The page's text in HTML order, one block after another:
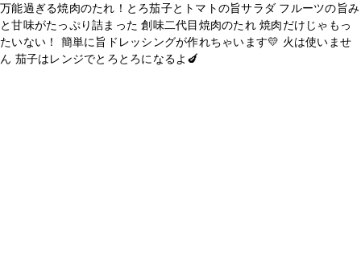
万能過ぎる焼肉のたれ！とろ茄子とトマトの旨サラダ フルーツの旨み
と甘味がたっぷり詰まった 創味二代目焼肉のたれ 焼肉だけじゃもっ
たいない！ 簡単に旨ドレッシングが作れちゃいます💛 火は使いませ
ん 茄子はレンジでとろとろになるよ🍆